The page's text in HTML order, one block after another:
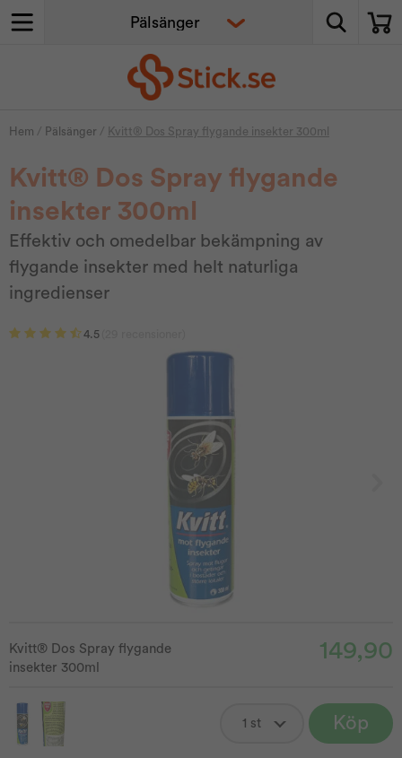
Hem / Pälsänger / Kvitt® Dos Spray flygande insekter 300ml
Kvitt® Dos Spray flygande
insekter 300ml
Effektiv och omedelbar bekämpning av
flygande insekter med helt naturliga
ingredienser
4.5
Kvitt® Dos Spray flygande
insekter 300ml
149,90
Köp